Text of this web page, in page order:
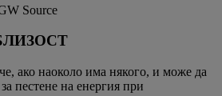
ако наоколо има някого, и може да
пестене на енергия при